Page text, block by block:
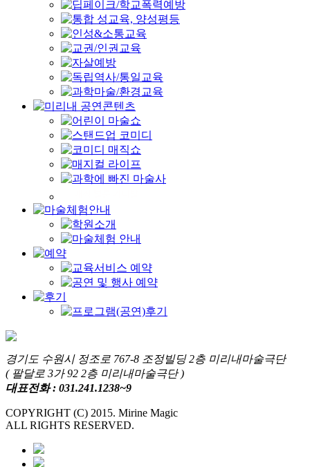
경기도 수원시 정조로 767-8 조정빌딩 2층 미리내마술극단
( 팔달로 3가 92 2층 미리내마술극단 )
대표전화 : 031.241.1238~9
COPYRIGHT (C) 2015. Mirine Magic
ALL RIGHTS RESERVED.